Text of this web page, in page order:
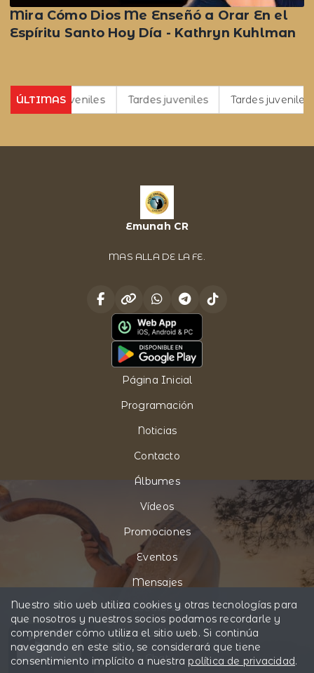
Mira Cómo Dios Me Enseñó a Orar En el
Espíritu Santo Hoy Día - Kathryn Kuhlman
ÚLTIMAS
juveniles Tardes juveniles Tardes juveniles
Emunah CR
MAS ALLA DE LA FE.
Página Inicial
Programación
Noticias
Contacto
Álbumes
Vídeos
Promociones
Eventos
Mensajes
Locutores
Pide tu canción
Chat
Nuestro sitio web utiliza cookies y otras tecnologías para
que nosotros y nuestros socios podamos recordarle y
comprender cómo utiliza el sitio web. Si continúa
navegando en este sitio, se considerará que tiene
consentimiento implícito a nuestra política de privacidad.